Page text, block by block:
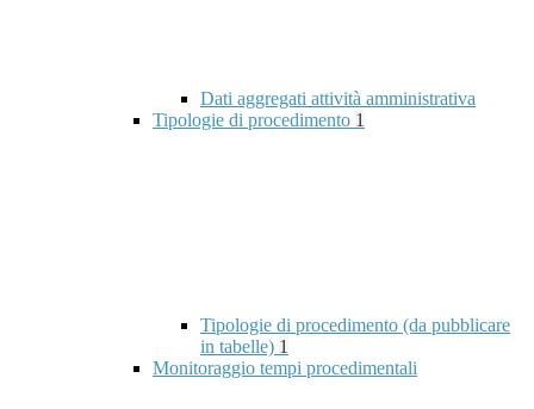
Dati aggregati attività amministrativa
Tipologie di procedimento 1
Tipologie di procedimento (da pubblicare
in tabelle) 1
Monitoraggio tempi procedimentali